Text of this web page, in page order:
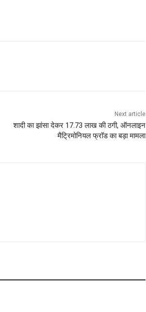
Next article
शादी का झांसा देकर 17.73 लाख की ठगी, ऑनलाइन
मैट्रिमोनियल फ्रॉड का बड़ा मामला